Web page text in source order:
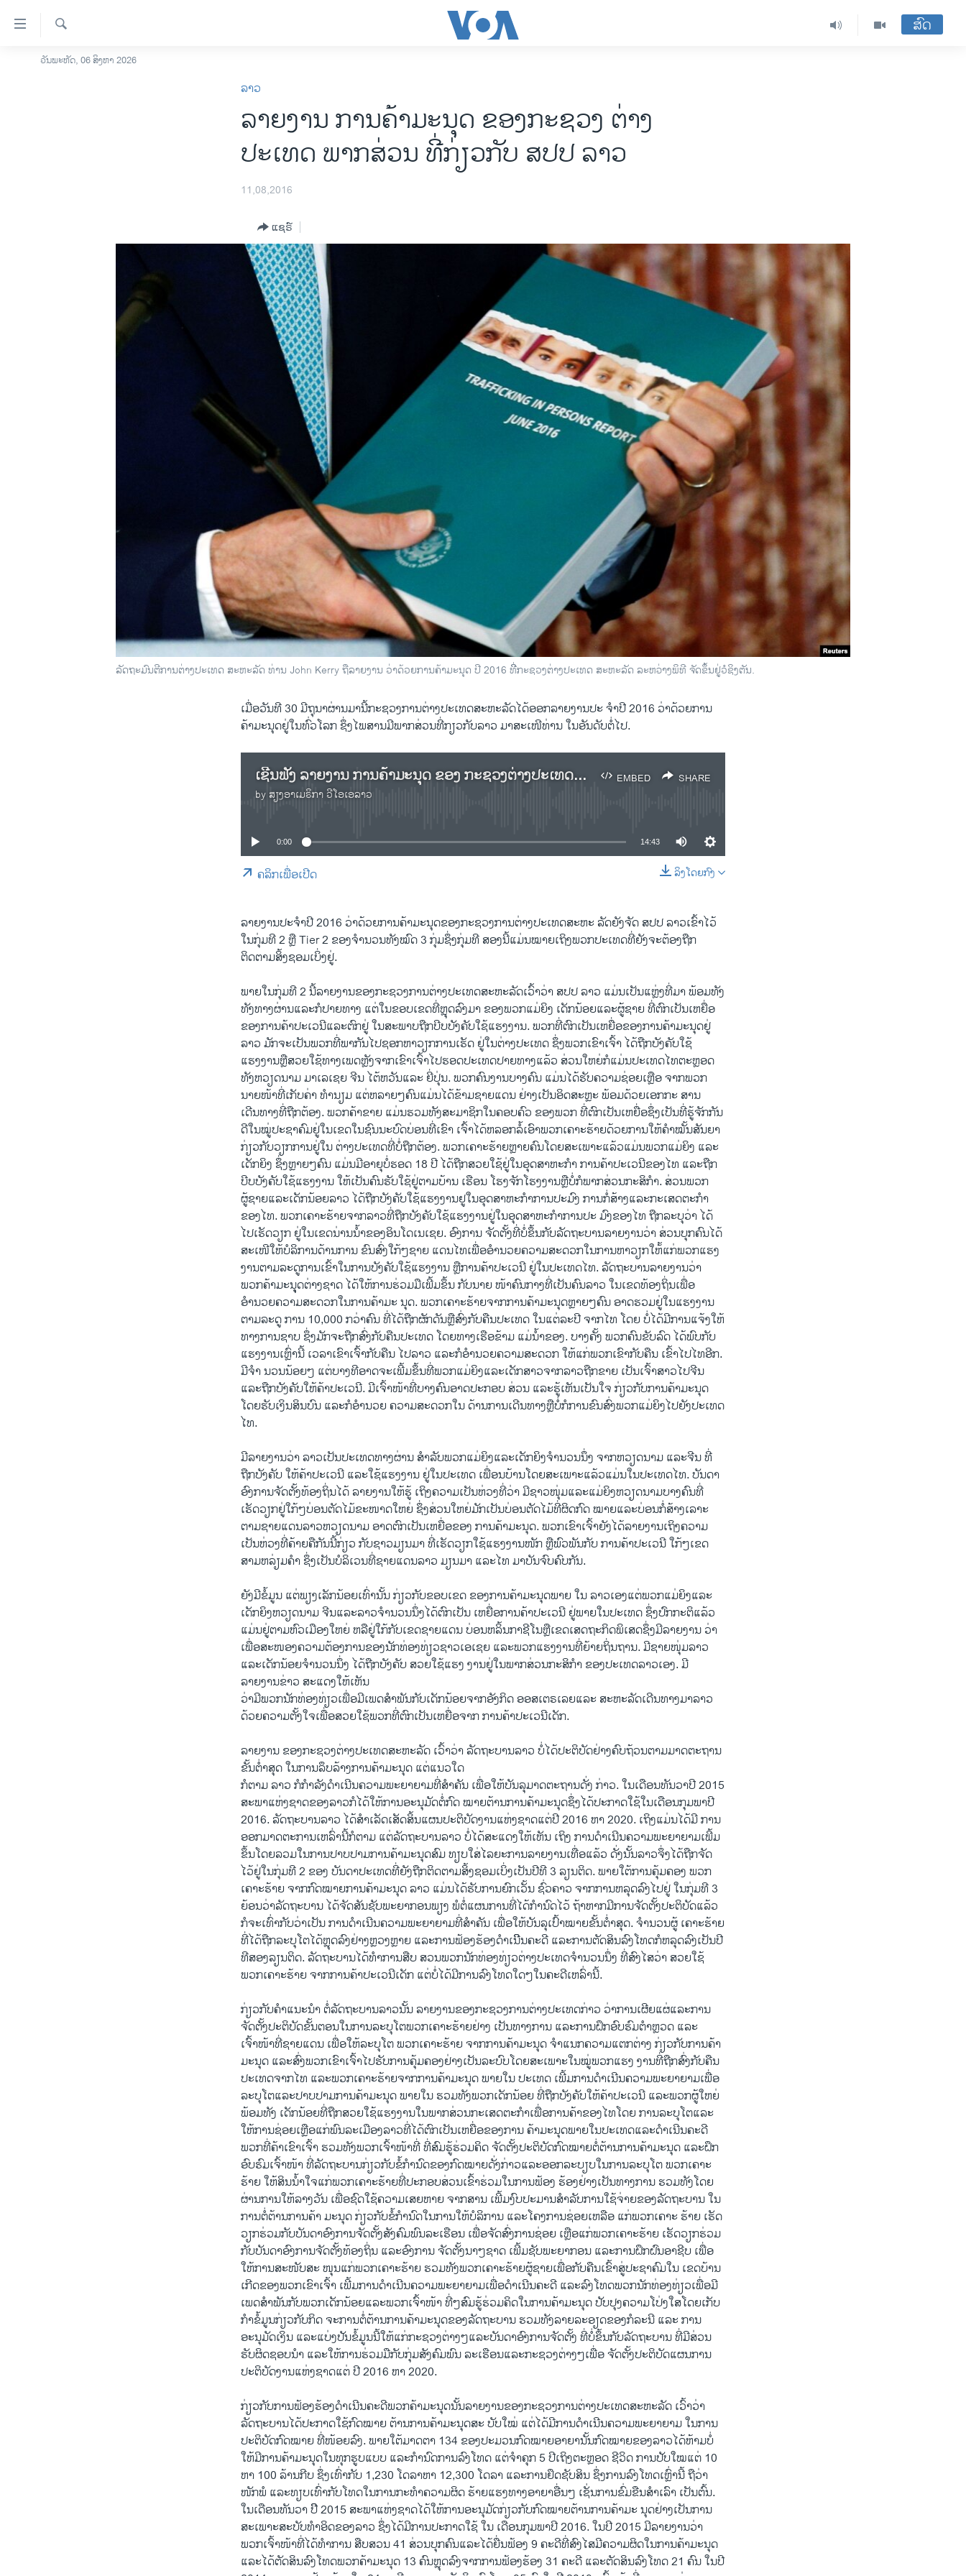
ລິ້ງ
ສຳຫລັບ
ໂຮມເພຈ
ຄົ້ນຫາ
ສົດ
ວັນພະຫັດ, 06 ສິງຫາ 2026
ລາວ
ລາຍງານ ການຄ້າມະນຸດ ຂອງກະຊວງ ຕ່າງ
ປະເທດ ພາກສ່ວນ ທີ່ກ່ຽວກັບ ສປປ ລາວ
11,08,2016
ແຊຣ໌
ລັດຖະມົນຕີການຕ່າງປະເທດ ສະຫະລັດ ທ່ານ John Kerry ຖືລາຍງານ ວ່າດ້ວຍການຄ້າມະນຸດ ປີ 2016 ທີ່ີກະຊວງຕ່າງປະເທດ ສະຫະລັດ ລະຫວ່າງພິທີ ຈັດຂຶ້ນຢູ່ວໍຊິງຕັນ.
​ເມື່ອວັນ​ທີ 30 ​ມີ​ຖຸນາ​ຜ່ານ​ມານີ້ກະຊວງ​ການ​ຕ່າງປະ​ເທດ​ສະຫະລັດ​ໄດ້​ອອກ​ລາຍ​ງານປະ ຈໍາປີ 2016 ວ່າ​ດ້ວຍ​ການ​
ຄ້າ​ມະນຸດຢູ່​ໃນ​ທົ່ວ​ໂລກ​ ຊຶ່ງໄພສານມີພາກ​ສ່ວນທີ່ກຽວ​ກັບລາວ ມາສະ​ເໜີ​ທ່ານ ໃນອັນດັບຕໍ່ໄປ.
EMBED SHARE
ເຊີນຟັງ ລາຍງານ ການຄ້າມະນຸດ ຂອງ ກະຊວງຕ່າງປະເທດ ສຫລ ພາກສ່ວນ ກ່ຽວກັບລາວ
by ສຽງອາເມຣິກາ ວີໂອເອລາວ
SHARE
0:00 14:43
ລິງໂດຍກົງ
ຄລິກເພື່ອເປີດ
ລາຍ​ງານ​ປະຈຳປີ 2016 ວ່າດ້ວຍການຄ້າມະນຸດຂອງ​ກະຊວງ​ການ​ຕ່າງປະ​ເທດ​ສະຫະ ລັດຍັງ​ຈັດ ສປປ ລາວ​ເຂົ້າໄວ້​
ໃນ​ກຸ່ມທີ 2 ຫຼື Tier 2 ຂອງ​ຈໍານວນທັງ​ໝົດ 3 ກຸ່ມ​ຊຶ່ງ​ກຸ່ມທີ ສອງນີ້​ແມ່ນ​ໝາຍ​ເຖິງ​ພວກ​ປະ​ເທດທີ່​ຍັງຈະ​ຕ້ອງ​ຖືກ
ຕິດຕາມ​ສິ້ງ​ຊອມ​ເບິ່ງ​ຢູ່.
ພາຍ​ໃນ​ກຸ່ມ​ທີ 2 ນີ້ລາຍ​ງານຂອງ​ກະຊວງ​ການ​ຕ່າງປະ​ເທດ​ສະຫະລັດ​ເວົ້າວ່າ ສປປ ລາວ ແມ່ນ​ເປັນ​ແຫຼ່ງທີ່​ມາ ພ້ອມທັງ
ທັງ​ທາງ​ຜ່ານແລະກໍປາຍທາງ ​ແຕ່ໃນ​ຂອບ​ເຂດ​ທີ່​ຫຼຸດລົງມາ ຂອງ​ພວກ​ແມ່ຍິງ ເດັກນ້ອຍແລະຜູ້ຊາຍ ທີ່ຕົກ​ເປັນ​ເຫຍື່ອ
ຂອງການ​ຄ້າ​ປະ​ເວ​ນີແລະຕົກ​ຢູ່ ໃນ​ສະພາບ​ຖືກ​ບີບ​ບັງຄັບໃຊ້​ແຮງງານ. ພວກ​ທີ່​ຕົ​ກ​ເປັນ​ເຫຍື່ອ​ຂອງ​ການ​ຄ້າມະນຸດຢູ່​
ລາວ ມັກ​ຈະ​ເປັນ​ພວກ​ທີ່ພາກັນໄປ​ຊອກຫາ​ວຽກ​ການ​ເຮັດ​ ຢູ່​ໃນຕ່າງປະ​ເທດ ຊຶ່ງພວກເຂົາເຈົ້າ ໄດ້ຖືກບັງຄັບໃຊ້
ແຮງງານຫຼືສວຍໃຊ້ທາງເພດຫຼັງຈາກ​ເຂົາ​ເຈົ້າ​ໄປ​ຮອດ​ປະ​ເທດ​ປາຍທາງ​ແລ້ວ ສ່ວ​ນ​ໃຫຍ່ກໍແມ່ນປະ​ເທດໄທຕະຫຼອດ
ທັງຫວຽດນາມ ມາເລເຊຍ ຈີນ ໄຕ້ຫວັນແລະ ຍີ່ປຸ່ນ. ພວກຄົນງານບາງຄົນ ແມ່ນໄດ້ຮັບຄວາມຊ່ອຍເຫຼືອ ຈາກພວກ
ນາຍໜ້າທີ່ເກັບຄ່າ ທຳນຽມ ແຕ່ຫລາຍໆຄົນແມ່ນໄດ້ຂ້າມຊາຍແດນ ຢ່າງເປັນອິດສະຫຼະ ພ້ອມດ້ວຍເອກກະ ສານ
ເດີນທາງທີ່ຖືກຕ້ອງ. ພວກຄ້າຂາຍ ແມ່ນຮວມທັງສະມາຊິກໃນຄອບຄົວ ຂອງພວກ ທີ່ຕົກເປັນເຫຍື່ອຊຶ່ງເປັນທີ່ຮູ້ຈັກກັນ
ດີໃນໝູ່ປະຊາຄົມຢູ່ໃນເຂດໃນຊົນນະບົດບ່ອນທີ່ເຂົາ ເຈົ້າໄດ້ຫລອກລໍ້ເອົາພວກເຄາະຮ້າຍດ້ວຍການໃຫ້ຄຳໝັ້ນສັນຍາ
ກ່ຽວກັບວຽກການຢູ່ໃນ ຕ່າງປະເທດທີ່ບໍ່ຖືກຕ້ອງ. ພວກເຄາະຮ້າຍຫຼາຍຄົນໂດຍສະເພາະແລ້ວແມ່ນພວກແມ່ຍິງ ແລະ
ເດັກຍິງ ຊຶ່ງຫຼາຍໆຄົນ ແມ່ນມີອາຍຸບໍ່ຮອດ 18 ປີ ໄດ້ຖືກສວຍໃຊ້ຢູ່ໃນອຸດສາຫະກຳ ການຄ້າປະເວນີຂອງໄທ ແລະຖືກ
ບີບບັງຄັບໃຊ້ແຮງງານ ໃຫ້ເປັນຄົນຮັບໃຊ້ຢູ່ຕາມບ້ານ ເຮືອນ ໂຮງຈັກໂຮງງານຫຼືບໍ່ກໍພາກສ່ວນກະສິກຳ. ສ່ວນພວກ
ຜູ້ຊາຍແລະເດັກນ້ອຍລາວ ໄດ້ຖືກບັງຄັບໃຊ້ແຮງງານຢູໃນອຸດສາຫະກຳການປະມົງ ການກໍ່ສ້າງແລະກະເສດຕະກຳ
ຂອງໄທ. ພວກເຄາະຮ້າຍຈາກລາວທີ່ຖືກບັງຄັບໃຊ້ແຮງງານຢູ່ໃນອຸດສາຫະກຳການປະ ມົງຂອງໄທ ຖືກລະບຸວ່າ ໄດ້
ໄປເຮັດວຽກ ຢູ່ໃນເຂດນ່ານນ້ຳຂອງອິນໂດເນເຊຍ. ອົງການ ຈັດຕັ້ງທີ່ບໍ່ຂຶ້ນກັບລັດຖະບານລາຍງານວ່າ ສ່ວນບຸກຄົນໄດ້
ສະເໜີໃຫ້ບໍລິການດ້ານການ ຂົນສົ່ງໃກ້ໆຊາຍ ແດນໄທເພື່ອອຳນວຍຄວາມສະດວກໃນການຫາວຽກໃຫ້້ແກ່ພວກແຮງ
ງານຕາມລະດູການເຂົ້າໃນການບັງຄັບໃຊ້ແຮງງານ ຫຼືການຄ້າປະເວນີ ຢູ່ໃນປະເທດໄທ. ລັດຖະບານລາຍງານວ່າ
ພວກຄ້າມະນຸຸດຕ່າງຊາດ ໄດ້ໃຫ້ການຮ່ວມມືເພີ້ມຂຶ້ນ ກັບນາຍ ໜ້າຄົນກາງທີ່ເປັນຄົນລາວ ໃນເຂດທ້ອງຖິ່ນເພື່ອ
ອຳນວຍຄວາມສະດວກໃນການຄ້າມະ ນຸດ. ພວກເຄາະຮ້າຍຈາກການຄ້າມະນຸດຫຼາຍໆຄົນ ອາດຮວມຢູ່ໃນແຮງງານ
ຕາມລະດູ ການ 10,000 ກວ່າຄົນ ທີ່ໄດ້ຖືກຜັກດັນຫຼືສົ່ງກັບຄືນປະເທດ ໃນແຕ່ລະປີ ຈາກໄທ ໂດຍ ບໍ່ໄດ້ມີການແຈ້ງໃຫ້
ທາງການຊາບ ຊຶ່ງມັກຈະຖືກສົ່ງກັບຄືນປະເທດ ໂດຍທາງເຮືອຂ້າມ ແມ່ນ້ຳຂອງ. ບາງຄັ້ງ ພວກຄົນຂັບລົດ ໄດ້ພົບກັບ
ແຮງງານເຫຼົ່ານີ້ ເວລາເຂົາເຈົ້າກັບຄືນ ໄປລາວ ແລະກໍອຳນວຍຄວາມສະດວກ ໃຫ້ແກ່ພວກເຂົາກັບຄືນ ເຂົ້າໄປໄທອີກ.
ມີຈຳ ນວນນ້ອຍໆ ແຕ່ບາງທີອາດຈະເພີ້ມຂຶ້ນທີ່ພວກແມ່ຍິງແລະເດັກສາວຈາກລາວຖືກຂາຍ ເປັນເຈົ້າສາວໄປຈີນ
ແລະຖືກບັງຄັບໃຫ້ຄ້າປະເວນີ. ມີເຈົ້າໜ້າທີ່ບາງຄົນອາດປະກອບ ສ່ວນ ແລະຮູ້ເຫັນເປັນໃຈ ກ່ຽວກັບການຄ້າມະນຸດ
ໂດຍຮັບເງິນສິນບົນ ແລະກໍອຳນວຍ ຄວາມສະດວກໃນ ດ້ານການເດີນທາງຫຼືບໍ່ກໍການຂົນສົ່ງພວກແມ່ຍິງໄປຍັງປະເທດ
ໄທ.
ມີລາຍງານວ່າ ລາວເປັນປະເທດທາງຜ່ານ ສຳລັບພວກແມ່ຍິງແລະເດັກຍິງຈຳນວນນຶ່ງ ຈາກຫວຽດນາມ ແລະຈີນ ທີ່
ຖືກບັງຄັບ ໃຫ້ຄ້າປະເວນີ ແລະໃຊ້ແຮງງານ ຢູ່ໃນປະເທດ ເພື່ອນບ້ານໂດຍສະເພາະແລ້ວແມ່ນໃນປະເທດໄທ. ບັນດາ
ອົງການຈັດຕັ້ງທ້ອງຖິ່ນໄດ້ ລາຍງານໃຫ້ຮູ້ ເຖິງຄວາມເປັນຫ່ວງທີ່ວ່າ ມີ​ຊາວໜຸ່ມແລະແມ່ຍິງ​ຫວຽດນາມບາງຄົນທີ່
ເຮັດວຽກຢູ່ໃກ້ໆບ່ອນຕັດໄມ້ຂະໜາດໃຫຍ່ ຊຶ່ງສ່ວນໃຫຍ່ມັກເປັນບ່ອນຕັດໄມ້ທີ່ຜິດກົດ ໝາຍແລະບ່ອນກໍ່ສ້າງເລາະ
ຕາມຊາຍແດນລາວຫວຽດນາມ ອາດຕົກເປັນເຫຍື່ອຂອງ ການຄ້າມະນຸດ. ພວກເຂົາເຈົ້າຍັງໄດ້ລາຍງານເຖິງຄວາມ
ເປັນຫ່ວງທີ່ຄ້າຍຄືກັນນີ້ກ່ຽວ ກັບຊາວມຽນມາ ທີ່ເຮັດວຽກໃຊ້ແຮງງານໜັກ ຫຼືພົວພັນກັບ ການຄ້າປະເວນີ ໃກ້ໆເຂດ
ສາມຫລ່ຽມຄຳ ຊຶ່ງເປັນບໍລິເວນທີ່ຊາຍແດນລາວ ມຽນມາ ແລະໄທ ມາບັນຈົບຄົບກັນ.
ຍັງມີຂໍ້ມູນ ແຕ່ພຽງເລັກນ້ອຍເທົ່ານັ້ນ ກ່ຽວກັບຂອບເຂດ ຂອງການຄ້າມະນຸດພາຍ ໃນ ລາວເອງແຕ່ພວກແມ່ຍິງແລະ
ເດັກຍິງຫວຽດນາມ ຈີນແລະລາວຈໍານວນນຶ່ງໄດ້ຕົກເປັນ ເຫຍື່ອການຄ້າປະເວນີ ຢູ່ພາຍໃນປະເທດ ຊຶ່ງປົກກະຕິແລ້ວ
ແມ່ນຢູ່ຕາມຫົວເມືອງໃຫຍ່ ຫລືຢູ່ໃກ້ກັບເຂດຊາຍແດນ ບ່ອນຫລິ້ນກາຊີໂນຫຼືເຂດເສດຖະກິດພິເສດຊຶ່ງມີລາຍງານ ວ່າ
ເພື່ອສະໜອງຄວາມຕ້ອງການຂອງນັກທ່ອງທ່ຽວຊາວເອເຊຍ ແລະພວກແຮງງານທີ່ຍ້າຍຖິ່ນຖານ. ມີຊາຍໜຸ່ມລາວ
ແລະເດັກນ້ອຍຈຳນວນນຶ່ງ ໄດ້ຖືກບັງຄັບ ສວຍໃຊ້ແຮງ ງານຢູ່ໃນພາກສ່ວນກະສິກຳ ຂອງປະເທດລາວເອງ. ມີ
ລາຍງານຂ່າວ ສະແດງໃຫ້ເຫັນ
ວ່າມີພວກນັກທ່ອງທ່ຽວເພື່ອມີເພດສຳພັນກັບເດັກນ້ອຍຈາກອັງກິດ ອອສເຕຣເລຍແລະ ສະຫະລັດເດີນທາງມາລາວ
ດ້ວຍຄວາມຕັ້ງໃຈເພື່ອສວຍໃຊ້ພວກທີ່ຕົກເປັນເຫຍື່ອຈາກ ການຄ້າປະເວນີເດັກ.
ລາຍ​ງານ​ ຂອງກະຊວງ​ຕ່າງປະ​ເທດ​ສະຫະລັດ ເວົ້າວ່າ ລັດຖະບານ​ລາວ ​ບໍ່​ໄດ້ປະຕິ​ບັດ​ຢ່າງຄົບ​ຖ້ວນຕາມ​ມາດຕະຖານ​
ຂັ້ນຕໍ່າ​ສຸດ​ ໃນການ​ລຶບລ້າງ​ການ​ຄ້າ​ມະນຸດ ​ແຕ່​ແນວ​ໃດ
​ກໍ​ຕາມ ລາວ ​ກໍກໍາລັງດຳ​ເນີນຄວາມ​ພະຍາຍາມ​ທີ່​ສຳຄັນ ​ເພື່ອ​ໃຫ້​ບັນລຸ​ມາດຕະຖານ​ດັ່ງ ກ່າວ. ໃນເດືອນທັນວາປີ 2015
ສະພາແຫ່ງຊາດຂອງລາວກໍໄດ້ໃຫ້ການອະນຸມັດຕໍ່ກົດ ໝາຍຕ້ານການຄ້າມະນຸດຊຶ່ງໄດ້ປະກາດໃຊ້ໃນເດືອນກຸມພາປີ
2016. ລັດຖະບານລາວ ໄດ້ສຳເລັດເສັດສິ້ນແຜນປະຕິບັດງານແຫ່ງຊາດແຕ່ປີ 2016​ ຫາ 2020. ເຖິງແມ່ນໄດ້ມີ ການ
ອອກມາດຕະການເຫລົ່ານີ້ກໍຕາມ ແຕ່ລັດຖະບານລາວ ບໍ່ໄດ້ສະແດງໃຫ້ເຫັນ ເຖິງ ການດຳເນີນຄວາມພະຍາຍາມເພີ້ມ
ຂຶ້ນໂດຍລວມໃນການປາບປາມການຄ້າມະນຸດສົມ ທຽບໃສ່ໄລຍະການລາຍງານເທື່ອແລ້ວ ດັ່ງນັ້ນລາວຈຶ່ງໄດ້ຖືກຈັດ
ໄວ້ຢູ່ໃນກຸ່ມທີ 2 ຂອງ ບັນດາປະເທດທີ່ຍັງຖືກຕິດຕາມສິ້ງຊອມເບິ່ງເປັນປີທີ 3 ລຽນຕິດ. ພາຍໃຕ້ການຄຸ້ມຄອງ ພວກ
ເຄາະຮ້າຍ ຈາກກົດໝາຍການຄ້າມະນຸດ ລາວ ແມ່ນໄດ້ຮັບການຍົກເວັ້ນ ຊົ່ວຄາວ ຈາກການຫລຸດລົງໄປຢູ່ ໃນກຸ່ມທີ 3
ຍ້ອນວ່າລັດຖະບານ ໄດ້ຈັດສັນຊັບພະຍາກອນພຽງ ພໍຕໍ່ແຜນການທີ່ໄດ້ກຳນົດໄວ້ ຖ້າຫາກມີການຈັດຕັ້ງປະຕິບັດແລ້ວ
ກໍຈະເທົ່າກັບວ່າເປັນ ການດຳເນີນຄວາມພະຍາຍາມທີ່ສຳຄັນ ເພື່ອໃຫ້ບັນລຸເປົ້າໝາຍຂັ້ນຕ່ຳສຸດ. ຈຳນວນຜູ້ ເຄາະຮ້າຍ
ທີ່ໄດ້ຖືກລະບຸໂຕໄດ້ຫຼຸດລົງຢ່າງຫຼວງຫຼາຍ ແລະການຟ້ອງຮ້ອງດຳເນີິນຄະດີ ແລະການຕັດສິນລົງໂທດກໍຫລຸດລົງເປັນປີ
ທີສອງລຽນຕິດ. ລັດຖະບານໄດ້ທຳການສືບ ສວນພວກນັກທ່ອງທ່ຽວຕ່າງປະເທດຈຳນວນນຶ່ງ ທີ່ສົງໄສວ່າ ສວຍໃຊ້
ພວກເຄາະຮ້າຍ ຈາກການຄ້າປະເວນີເດັກ ແຕ່ບໍ່ໄດ້ມີການລົງໂທດໃດໆໃນຄະດີເຫລົ່ານີ້.
ກ່ຽວກັບຄຳແນະນຳ ຕໍ່ລັດຖະບານລາວນັ້ນ ລາຍງານຂອງກະຊວງການຕ່າງປະເທດກ່າວ ວ່າການເຜີຍແຜ່ແລະການ
ຈັດຕັ້ງປະຕິບັດຂັ້ນຕອນໃນການລະບຸໂຕພວກເຄາະຮ້າຍຢ່າງ ເປັນທາງການ ແລະການຝຶກອົບຮົມຕຳຫຼວດ ແລະ
ເຈົ້າໜ້າທີ່ຊາຍແດນ ເພື່ອໃຫ້ລະບຸໂຕ ພວກເຄາະຮ້າຍ ຈາກການຄ້າມະນຸດ ຈຳແນກຄວາມແຕກຕ່າງ ກ່ຽວກັບການຄ້າ
ມະນຸດ ແລະສົ່ງພວກເຂົາເຈົ້າໄປຮັບການຄຸ້ມຄອງຢ່າງເປັນລະບົບໂດຍສະເພາະໃນໝູ່ພວກແຮງ ງານທີ່ຖືກສົ່ງກັບຄືນ
ປະເທດຈາກໄທ ແລະພວກເຄາະຮ້າຍຈາກການຄ້າມະນຸດ ພາຍໃນ ປະເທດ ເພີ້ມການດຳເນີນຄວາມພະຍາຍາມເພື່ອ
ລະບຸໂຕແລະປາບປາມການຄ້າມະນຸດ ພາຍໃນ ຮວມທັງພວກເດັກນ້ອຍ ທີ່ຖືກບັງຄັບໃຫ້ຄ້າປະເວນີ ແລະພວກຜູ້ໃຫຍ່
ພ້ອມທັງ ເດັກນ້ອຍທີ່ຖືກສວຍໃຊ້ແຮງງານໃນພາກສ່ວນກະເສດຕະກຳເພື່ອການຄ້າຂອງໄທໂດຍ ການລະບຸໂຕແລະ
ໃຫ້ການຊ່ອຍເຫຼືອແກ່ພົນລະເມືອງລາວທີ່ໄດ້ຕົກເປັນເຫຍື່ອຂອງການ ຄ້າມະນຸດພາຍໃນປະເທດແລະດຳເນີນຄະດີ
ພວກທີ່ຄ້າເຂົາເຈົ້າ ຮວມທັງພວກເຈົ້າໜ້າທີ່ ທີ່ສົມຮູ້ຮ່ວມຄິດ ຈັດຕັ້ງປະຕິບັດກົດໝາຍຕໍ່ຕ້ານການຄ້າມະນຸດ ແລະຝຶກ
ອົບຮົມເຈົ້າໜ້າ ທີ່ລັດຖະບານກ່ຽວກັບຂໍ້ກຳນົດຂອງກົດໝາຍດັ່ງກ່າວແລະອອກລະບຽບໃນການລະບຸໂຕ ພວກເຄາະ
ຮ້າຍ ໃຫ້ສິນນ້ຳໃຈແກ່ພວກເຄາະຮ້າຍທີ່ປະກອບສ່ວນເຂົ້າຮ່ວມໃນການຟ້ອງ ຮ້ອງຢ່າງເປັນທາງການ ຮວມທັງໂດຍ
ຜ່ານການໃຫ້ລາງວັນ ເພື່ອຊົດໃຊ້ຄວາມເສຍຫາຍ ຈາກສານ ເພີ້ມງົບປະມານສຳລັບການໃຊ້ຈ່າຍຂອງລັດຖະບານ ໃນ
ການຕໍ່ຕ້ານການຄ້າ ມະນຸດ ກ່ຽວກັບຂໍ້ກຳນົດໃນການໃຫ້ບໍລິການ ແລະໂຄງການຊ່ອຍເຫລືອ ແກ່ພວກເຄາະ ຮ້າຍ ເຮັດ
ວຽກຮ່ວມກັບບັນດາອົງການຈັດຕັ້ງສັງຄົມພົນລະເຮືອນ ເພື່ອຈັດສົ່ງການຊ່ອຍ ເຫຼືອແກ່ພວກເຄາະຮ້າຍ ເຮັດວຽກຮ່ວມ
ກັບບັນດາອົງການຈັດຕັ້ງທ້ອງຖິ່ນ ແລະອົງການ ຈັດຕັ້ງນາໆຊາດ ເພີ້ມຊັບພະຍາກອນ ແລະການຝຶກຝົນອາຊີບ ເພື່ອ
ໃຫ້ການສະໜັບສະ ໜຸນແກ່ພວກເຄາະຮ້າຍ ຮວມທັງພວກເຄາະຮ້າຍຜູ້ຊາຍເພື່ອກັບຄືນເຂົ້າສູ່ປະຊາຄົມໃນ ເຂດບ້ານ
ເກີດຂອງພວກເຂົາເຈົ້າ ເພີ້ມການດຳເນີນຄວາມພະຍາຍາມເພື່ອດຳເນີນຄະດີ ແລະລົງໂທດພວກນັກທ່ອງທ່ຽວເພື່ອມີ
ເພດສຳພັນກັບພວກເດັກນ້ອຍແລະພວກເຈົ້າໜ້າ ທີ່ໆສົມຮູ້ຮ່ວມຄິດໃນການຄ້າມະນຸດ ປັບປຸງຄວາມໂປ່ງໃສໂດຍເກັບ
ກຳຂໍ້ມູນກ່ຽວກັບກິດ ຈະການຕໍ່ຕ້ານການຄ້າມະນຸດຂອງລັດຖະບານ ຮວມທັງລາຍລະອຽດຂອງກໍລະນີ ແລະ ການ
ອະນຸມັດເງິນ ແລະແບ່ງປັນຂໍ້ມູນນີ້ໃຫ້ແກ່ກະຊວງຕ່າງໆແລະບັນດາອົງການຈັດຕັ້ງ ທີ່ບໍ່ຂຶ້ນກັບລັດຖະບານ ທີ່ມີສ່ວນ
ຮັບຜິດຊອບນຳ ແລະໃຫ້ການຮ່ວມມືກັບກຸ່ມສັງຄົມພົນ ລະເຮືອນແລະກະຊວງຕ່າງໆເພື່ອ ຈັດຕັ້ງປະຕິບັດແຜນການ
ປະຕິບັດງານແຫ່ງຊາດແຕ່ ປີ 2016​ ຫາ 2020.
​ກ່ຽວກັບການຟ້ອງຮ້ອງດຳເນີນຄະດີ​ພວກ​ຄ້າມະນຸດນັ້ນລາຍງານຂອງກະຊວງການຕ່າງປະເທດສະຫະລັດ ​ເວົ້າວ່າ
ລັດຖະບານໄດ້ປະກາດໃຊ້ກົດໝາຍ ຕ້ານການຄ້າມະນຸດສະ ບັບໃໝ່ ແຕ່ໄດ້ມີການດຳເນີນຄວາມພະຍາຍາມ ໃນການ
ປະຕິບັດກົດໝາຍ ທີ່ໜ້ອຍລົງ.​ ພາຍໃຕ້ມາດຕາ 134 ຂອງປະມວນ​ກົດໝາຍ​ອາຍານັ້ນກົດໝາຍຂອງລາວໄດ້ຫ້າມບໍ່
ໃຫ້ມີການຄ້າມະນຸດໃນທຸກຮູບແບບ ແລະກຳນົດການລົງໂທດ ແຕ່​ຈຳ​ຄຸກ 5 ປີ​ເຖິງ​ຕະຫຼອດ ຊີວິດ ການ​ປັບ​ໃໝ​ແຕ່ 10
ຫາ 100 ລ້ານກີບ ຊຶ່ງ​ເທົ່າ​ກັບ 1,230 ​ໂດ​ລາຫາ 12,300 ​ໂດ​ລາ ແລະ​ການ​ຢຶດຊັບ​ສິນ ຊຶ່ງການລົງໂທດເຫຼົ່ານີ້​ ຖືວ່າ
ໜັກພໍ ແລະທຽບເທົ່າກັບ​ໂທດໃນການກະທຳຄວາມຜິດ​ ຮ້າຍແຮງທາ​ງອາຍາ​ອື່ນໆ ​ເຊັ່ນ​ການ​ຂົ່ມຂືນ​ສຳ​ເລົາ ​ເປັນຕົ້ນ.
ໃນເດືອນທັນວາ ປີິ 2015 ສະພາແຫ່ງຊາດໄດ້ໃຫ້ການອະນຸມັດກ່ຽວກັບກົດໝາຍຕ້ານການຄ້າມະ ນຸດຢ່າງເປັນການ
ສະເພາະສະບັບທຳອິດຂອງລາວ ຊຶ່ງໄດ້ມີການປະກາດໃຊ້ ໃນ ເດືອນກຸມພາປີ 2016. ໃນປີ 2015 ມີລາຍງານວ່າ
ພວກເຈົ້າໜ້າທີ່ໄດ້ທຳການ ສືບສວນ 41 ສ່ວນບຸກຄົນແລະໄດ້ຍື່ນຟ້ອງ 9 ຄະດີທີ່ສົງໄສມີຄວາມຜິດໃນການຄ້າມະນຸດ
ແລະໄດ້ຕັດສິນລົງໂທດພວກຄ້າມະນຸດ 13 ຄົນຫຼຸດລົງຈາກການຟ້ອງຮ້ອງ 31 ຄະດີ ແລະຕັດສິນລົງໂທດ 21 ຄົນ ໃນປີ